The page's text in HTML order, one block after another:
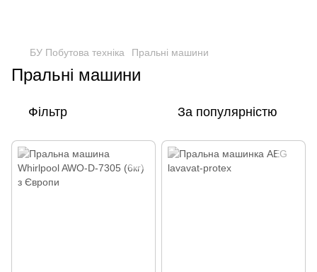
БУ Побутова техніка Пральні машини
Пральні машини
Фільтр За популярністю